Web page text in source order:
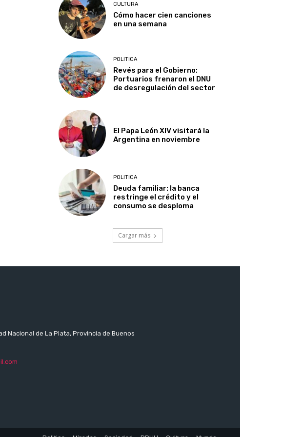
CULTURA
Cómo hacer cien canciones
en una semana
POLITICA
Revés para el Gobierno:
Portuarios frenaron el DNU
de desregulación del sector
El Papa León XIV visitará la
Argentina en noviembre
POLITICA
Deuda familiar: la banca
restringe el crédito y el
consumo se desploma
Cargar más
Nacional de La Plata, Provincia de Buenos